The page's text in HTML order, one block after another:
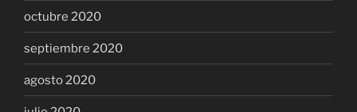
octubre 2020
septiembre 2020
agosto 2020